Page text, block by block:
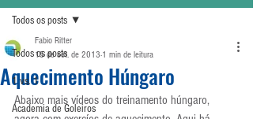
Todos os posts
1 vs. 1
Academia de Goleiros
Todos os posts
Aquecimento Húngaro
Fabio Ritter
15 de set. de 2013 1 min de leitura
Abaixo mais vídeos do treinamento húngaro,